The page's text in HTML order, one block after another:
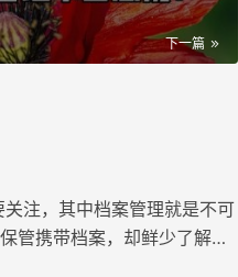
下一篇
注，其中档案管理就是不可
管携带档案，却鲜少了解背